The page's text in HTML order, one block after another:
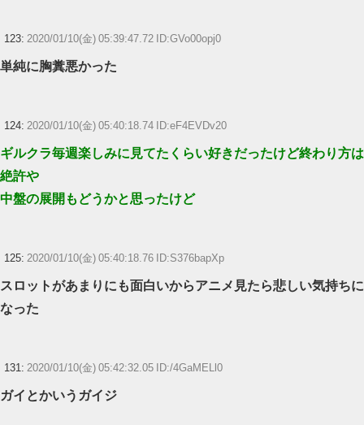
123: 2020/01/10(金) 05:39:47.72 ID:GVo00opj0
単純に胸糞悪かった
124: 2020/01/10(金) 05:40:18.74 ID:eF4EVDv20
ギルクラ毎週楽しみに見てたくらい好きだったけど終わり方は
絶許や
中盤の展開もどうかと思ったけど
125: 2020/01/10(金) 05:40:18.76 ID:S376bapXp
スロットがあまりにも面白いからアニメ見たら悲しい気持ちに
なった
131: 2020/01/10(金) 05:42:32.05 ID:/4GaMELl0
ガイとかいうガイジ